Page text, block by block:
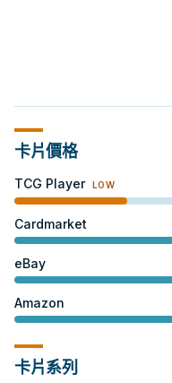
卡片價格
TCG Player LOW
Cardmarket
eBay
Amazon
卡片系列